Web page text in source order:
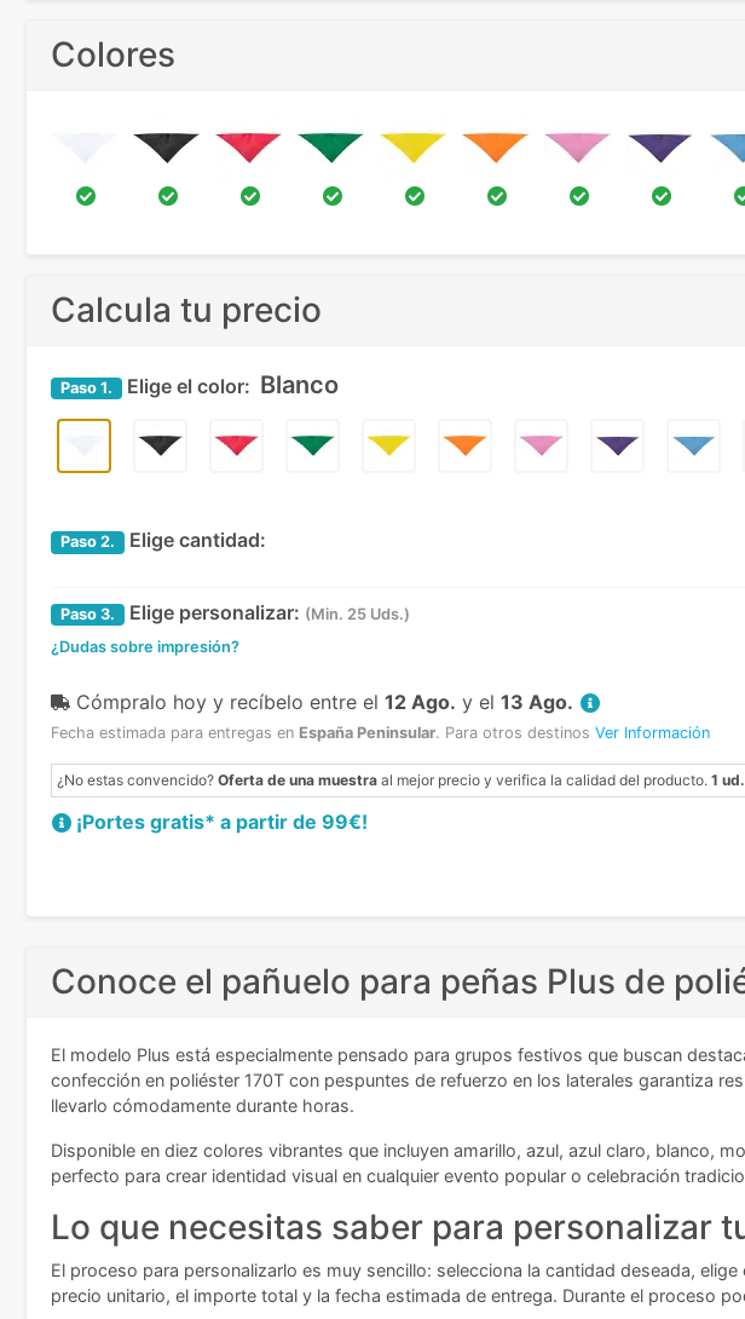
Colores
Calcula tu precio
Paso 1. Elige el color: Blanco
Paso 2. Elige cantidad:
Paso 3. Elige personalizar: (Min. 25 Uds.)
¿Dudas sobre impresión?
Cómpralo hoy y recíbelo entre el 12 Ago. y el 13 Ago.
Fecha estimada para entregas en España Peninsular. Para otros destinos Ver Información
¿No estas convencido? Oferta de una muestra al mejor precio y verifica la calidad del producto. 1
¡Portes gratis* a partir de 99€!
Conoce el pañuelo para peñas Plus de
El modelo Plus está especialmente pensado para grupos festivos que buscan
confección en poliéster 170T con pespuntes de refuerzo en los laterales garantiza
llevarlo cómodamente durante horas.
Disponible en diez colores vibrantes que incluyen amarillo, azul, azul claro, blanco,
perfecto para crear identidad visual en cualquier evento popular o celebración
Lo que necesitas saber para personalizar
El proceso para personalizarlo es muy sencillo: selecciona la cantidad deseada,
precio unitario, el importe total y la fecha estimada de entrega. Durante el proceso